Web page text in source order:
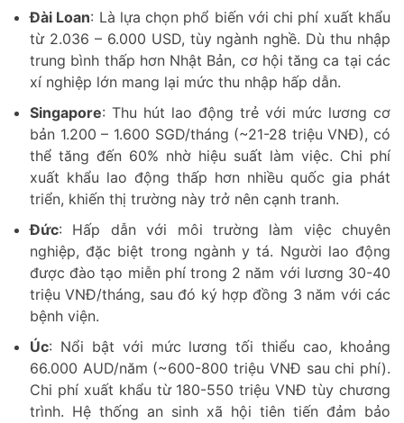
Đài Loan: Là lựa chọn phổ biến với chi phí xuất khẩu
từ 2.036 – 6.000 USD, tùy ngành nghề. Dù thu nhập
trung bình thấp hơn Nhật Bản, cơ hội tăng ca tại các
xí nghiệp lớn mang lại mức thu nhập hấp dẫn.
Singapore: Thu hút lao động trẻ với mức lương cơ
bản 1.200 – 1.600 SGD/tháng (~21-28 triệu VNĐ), có
thể tăng đến 60% nhờ hiệu suất làm việc. Chi phí
xuất khẩu lao động thấp hơn nhiều quốc gia phát
triển, khiến thị trường này trở nên cạnh tranh.
Đức: Hấp dẫn với môi trường làm việc chuyên
nghiệp, đặc biệt trong ngành y tá. Người lao động
được đào tạo miễn phí trong 2 năm với lương 30-40
triệu VNĐ/tháng, sau đó ký hợp đồng 3 năm với các
bệnh viện.
Úc: Nổi bật với mức lương tối thiểu cao, khoảng
66.000 AUD/năm (~600-800 triệu VNĐ sau chi phí).
Chi phí xuất khẩu từ 180-550 triệu VNĐ tùy chương
trình. Hệ thống an sinh xã hội tiên tiến đảm bảo